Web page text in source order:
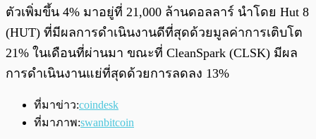
ตัวเพิ่มขึ้น 4% มาอยู่ที่ 21,000 ล้านดอลลาร์ นำโดย Hut 8
(HUT) ที่มีผลการดำเนินงานดีที่สุดด้วยมูลค่าการเติบโต
21% ในเดือนที่ผ่านมา ขณะที่ CleanSpark (CLSK) มีผล
การดำเนินงานแย่ที่สุดด้วยการลดลง 13%
ที่มาข่าว:coindesk
ที่มาภาพ:swanbitcoin